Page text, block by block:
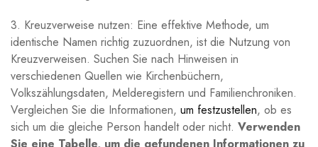
3. Kreuzverweise nutzen: Eine effektive Methode, um
identische Namen richtig zuzuordnen, ist die Nutzung von
Kreuzverweisen. Suchen Sie nach Hinweisen in
verschiedenen Quellen wie Kirchenbüchern,
Volkszählungsdaten, Melderegistern und Familienchroniken.
Vergleichen Sie die Informationen, um festzustellen, ob es
sich um die gleiche Person handelt oder nicht. Verwenden
Sie eine Tabelle, um die gefundenen Informationen zu